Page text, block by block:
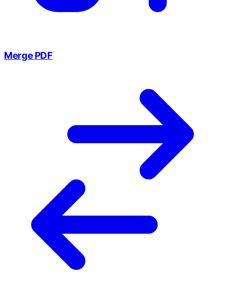
Merge PDF